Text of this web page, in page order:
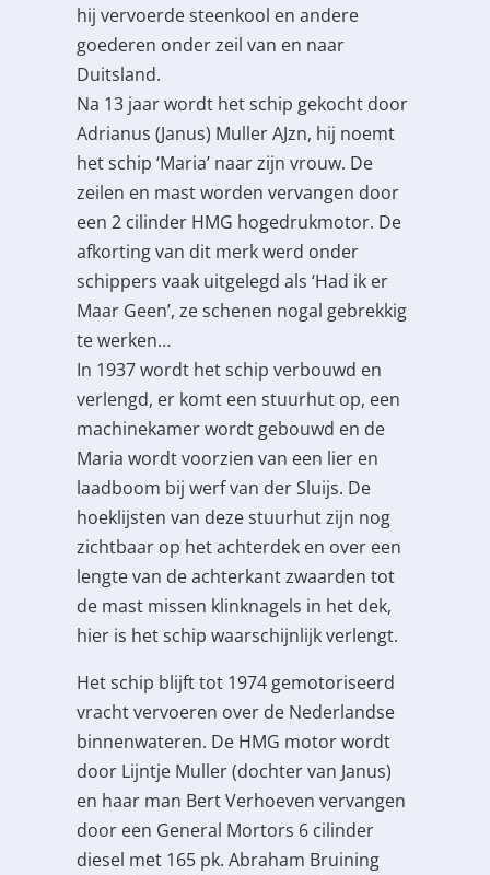
hij vervoerde steenkool en andere
goederen onder zeil van en naar
Duitsland.
Na 13 jaar wordt het schip gekocht door
Adrianus (Janus) Muller AJzn, hij noemt
het schip ‘Maria’ naar zijn vrouw. De
zeilen en mast worden vervangen door
een 2 cilinder HMG hogedrukmotor. De
afkorting van dit merk werd onder
schippers vaak uitgelegd als ‘Had ik er
Maar Geen’, ze schenen nogal gebrekkig
te werken…
In 1937 wordt het schip verbouwd en
verlengd, er komt een stuurhut op, een
machinekamer wordt gebouwd en de
Maria wordt voorzien van een lier en
laadboom bij werf van der Sluijs. De
hoeklijsten van deze stuurhut zijn nog
zichtbaar op het achterdek en over een
lengte van de achterkant zwaarden tot
de mast missen klinknagels in het dek,
hier is het schip waarschijnlijk verlengt.
Het schip blijft tot 1974 gemotoriseerd
vracht vervoeren over de Nederlandse
binnenwateren. De HMG motor wordt
door Lijntje Muller (dochter van Janus)
en haar man Bert Verhoeven vervangen
door een General Mortors 6 cilinder
diesel met 165 pk. Abraham Bruining